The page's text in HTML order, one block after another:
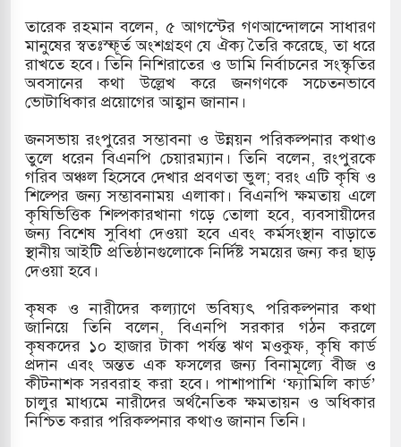
জুলাই গণঅভ্যুত্থান দিবস
একমাত্র আসামি অবসরপ্রাপ্ত সেনাসদস্য জামিনে
তাপবিদ্যুৎ কেন্দ্রের ইউনিট-১ এ আবারও বিদ্যুৎ উৎপাদন
কুতুবদিয়া শিপিং চ্যানেলে জালের জড়ালে মারাত্মক
সিটিতে রুশ নাগরিকদের মারামারি: নিহত ১
তারেক রহমান বলেন, ৫ আগস্টের গণআন্দোলনে সাধারণ
মানুষের স্বতঃস্ফূর্ত অংশগ্রহণ যে ঐক্য তৈরি করেছে, তা ধরে
রাখতে হবে। তিনি নিশিরাতের ও ডামি নির্বাচনের সংস্কৃতির
অবসানের কথা উল্লেখ করে জনগণকে সচেতনভাবে
ভোটাধিকার প্রয়োগের আহ্বান জানান।
জনসভায় রংপুরের সম্ভাবনা ও উন্নয়ন পরিকল্পনার কথাও
তুলে ধরেন বিএনপি চেয়ারম্যান। তিনি বলেন, রংপুরকে
গরিব অঞ্চল হিসেবে দেখার প্রবণতা ভুল; বরং এটি কৃষি ও
শিল্পের জন্য সম্ভাবনাময় এলাকা। বিএনপি ক্ষমতায় এলে
কৃষিভিত্তিক শিল্পকারখানা গড়ে তোলা হবে, ব্যবসায়ীদের
জন্য বিশেষ সুবিধা দেওয়া হবে এবং কর্মসংস্থান বাড়াতে
স্থানীয় আইটি প্রতিষ্ঠানগুলোকে নির্দিষ্ট সময়ের জন্য কর ছাড়
দেওয়া হবে।
কৃষক ও নারীদের কল্যাণে ভবিষ্যৎ পরিকল্পনার কথা
জানিয়ে তিনি বলেন, বিএনপি সরকার গঠন করলে
কৃষকদের ১০ হাজার টাকা পর্যন্ত ঋণ মওকুফ, কৃষি কার্ড
প্রদান এবং অন্তত এক ফসলের জন্য বিনামূল্যে বীজ ও
কীটনাশক সরবরাহ করা হবে। পাশাপাশি ‘ফ্যামিলি কার্ড’
চালুর মাধ্যমে নারীদের অর্থনৈতিক ক্ষমতায়ন ও অধিকার
নিশ্চিত করার পরিকল্পনার কথাও জানান তিনি।